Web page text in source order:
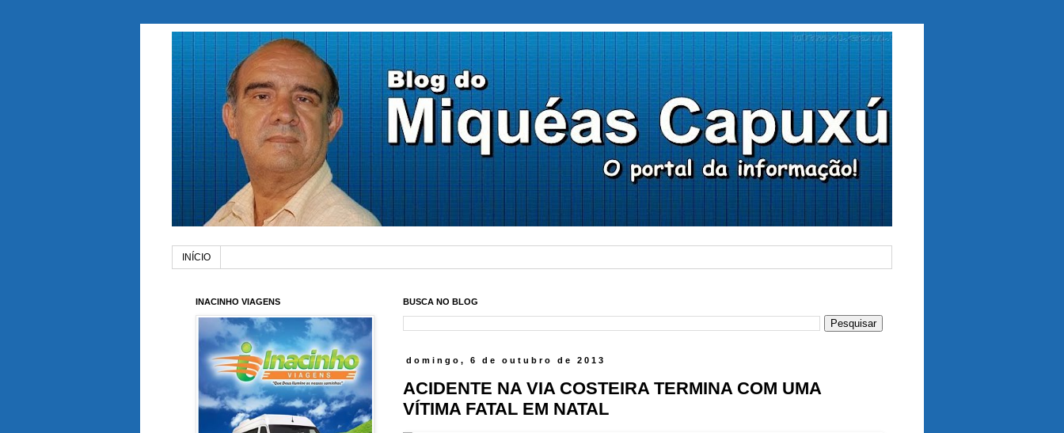
INÍCIO
BUSCA NO BLOG
domingo, 6 de outubro de 2013
ACIDENTE NA VIA COSTEIRA TERMINA COM UMA
VÍTIMA FATAL EM NATAL
INACINHO VIAGENS